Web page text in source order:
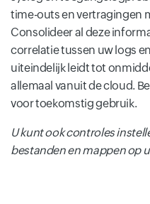
time-outs en vertragingen
Consolideer al deze
correlatie tussen uw logs
uiteindelijk leidt tot
allemaal vanuit de cloud.
voor toekomstig gebruik.
U kunt ook controles
bestanden en mappen op